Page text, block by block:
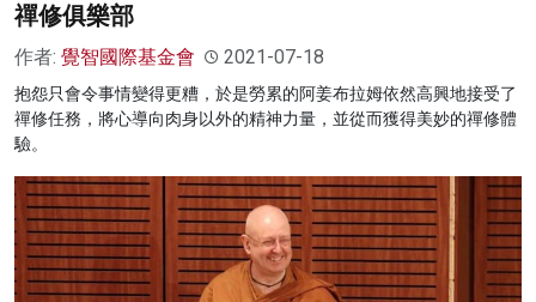
禪修俱樂部
作者: 覺智國際基金會 2021-07-18
抱怨只會令事情變得更糟，於是勞累的阿姜布拉姆依然高興地接受了
禪修任務，將心導向肉身以外的精神力量，並從而獲得美妙的禪修體
驗。